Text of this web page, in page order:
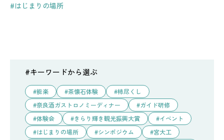
#はじまりの場所
#キーワードから選ぶ
能楽 茶懐石体験
柿尽くし
奈良酒ガストロノミーディナー
ガイド研修
体験会
きらり輝き観光振興大賞
イベント
はじまりの場所
シンポジウム
宮大工